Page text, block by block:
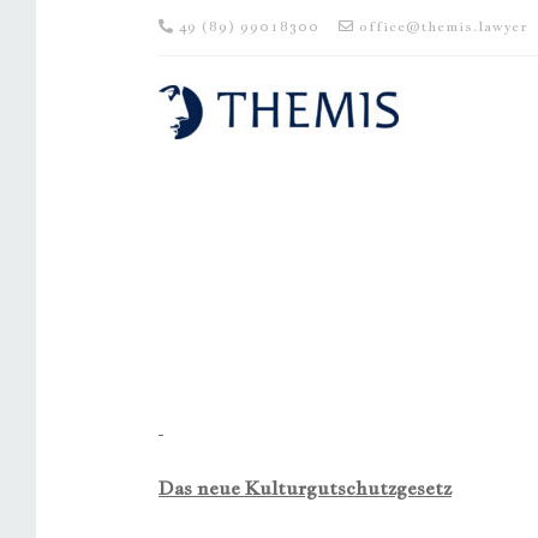
49 (89) 99018300 office@themis.lawyer
Das neue Kulturgutschutzgesetz